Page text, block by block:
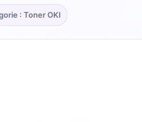
: Toner OKI